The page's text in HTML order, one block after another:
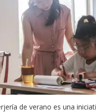
de verano es una